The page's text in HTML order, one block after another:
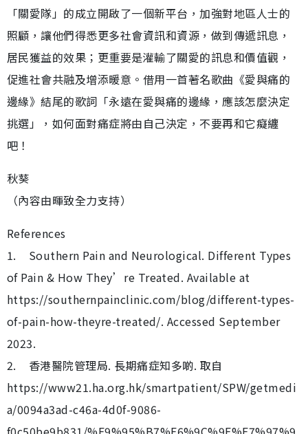
「關愛隊」的成立開啟了一個新平台，加強對地區人士的
照顧，讓他們得悉更多社會資訊和資源，做到傳遞訊息，
居民獲益的效果；更重要是灌輸了關愛的訊息和價值觀，
促進社會共融及增添暖意。借用一首著名歌曲《愛與痛的
邊緣》結尾的歌詞「永遠在愛與痛的邊緣，應該怎麼決定
挑選」，如何面對痛症將由自己決定，不要再和它癡纏
吧！
秋葵
（內容由暉致全力支持）
References
1. Southern Pain and Neurological. Different Types
of Pain & How They’re Treated. Available at
https://southernpainclinic.com/blog/different-types-
of-pain-how-theyre-treated/. Accessed September
2023.
2. 香港醫院管理局. 長期痛症知多啲. 取自
https://www21.ha.org.hk/smartpatient/SPW/getmedi
a/0094a3ad-c46a-4d0f-9086-